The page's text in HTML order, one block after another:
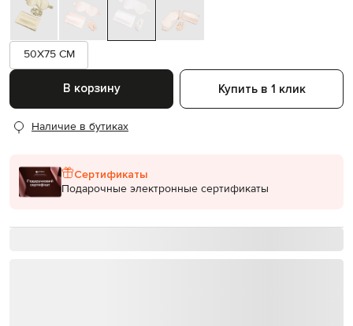
50X75 CM
В корзину Купить в 1 клик
Наличие в бутиках
Сертификаты
Подарочные электронные сертификаты